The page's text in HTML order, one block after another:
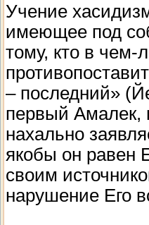
Учение
имеющее под
тому, кто в чем-
– последний»
первый Амалек,
нахально
якобы он равен
своим
нарушение Его